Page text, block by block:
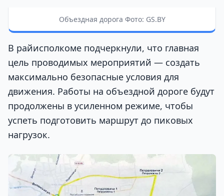
Объездная дорога Фото: GS.BY
В райисполкоме подчеркнули, что главная
цель проводимых мероприятий — создать
максимально безопасные условия для
движения. Работы на объездной дороге будут
продолжены в усиленном режиме, чтобы
успеть подготовить маршрут до пиковых
нагрузок.